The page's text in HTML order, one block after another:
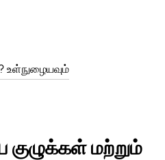
குழுக்கள் மற்றும்